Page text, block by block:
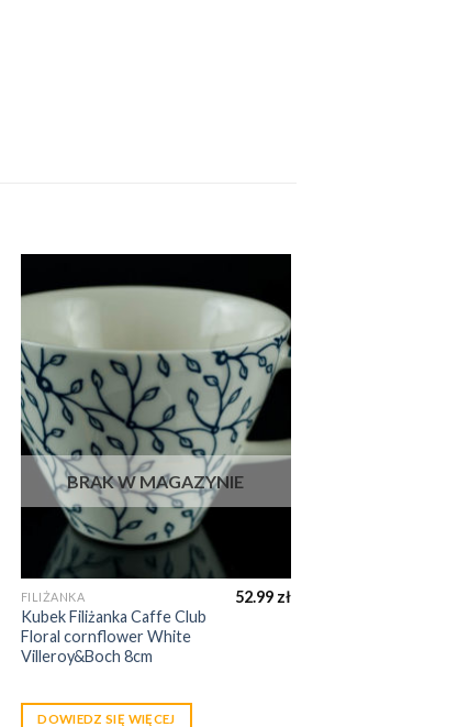
BRAK W MAGAZYNIE
FILIŻANKA
Kubek Filiżanka Caffe Club
Floral cornflower White
Villeroy&Boch 8cm
52.99 zł
DOWIEDZ SIĘ WIĘCEJ